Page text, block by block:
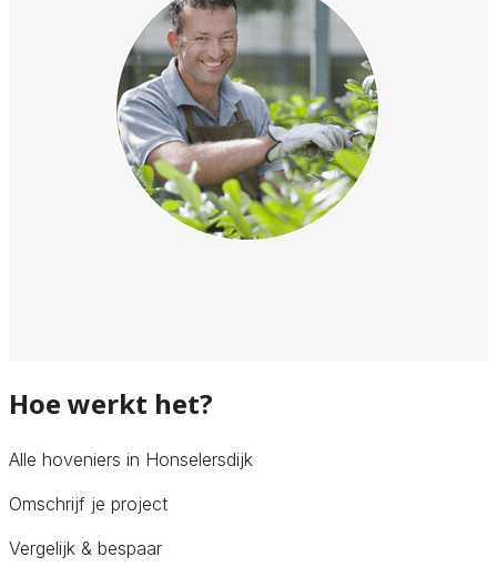
Hoe werkt het?
Alle hoveniers in Honselersdijk
Omschrijf je project
Vergelijk & bespaar